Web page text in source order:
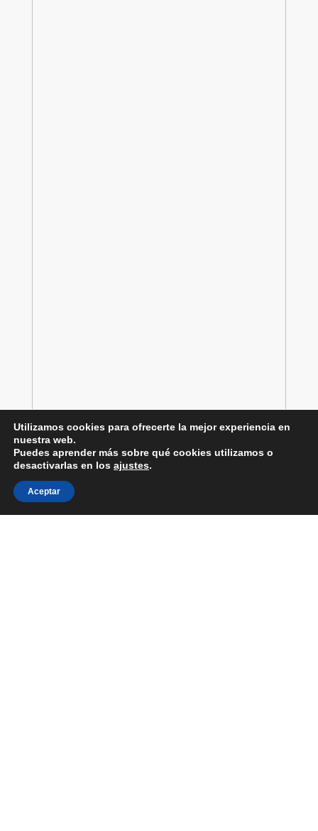
Utilizamos cookies para ofrecerte la mejor experiencia en
nuestra web.
Puedes aprender más sobre qué cookies utilizamos o
desactivarlas en los ajustes.
Aceptar